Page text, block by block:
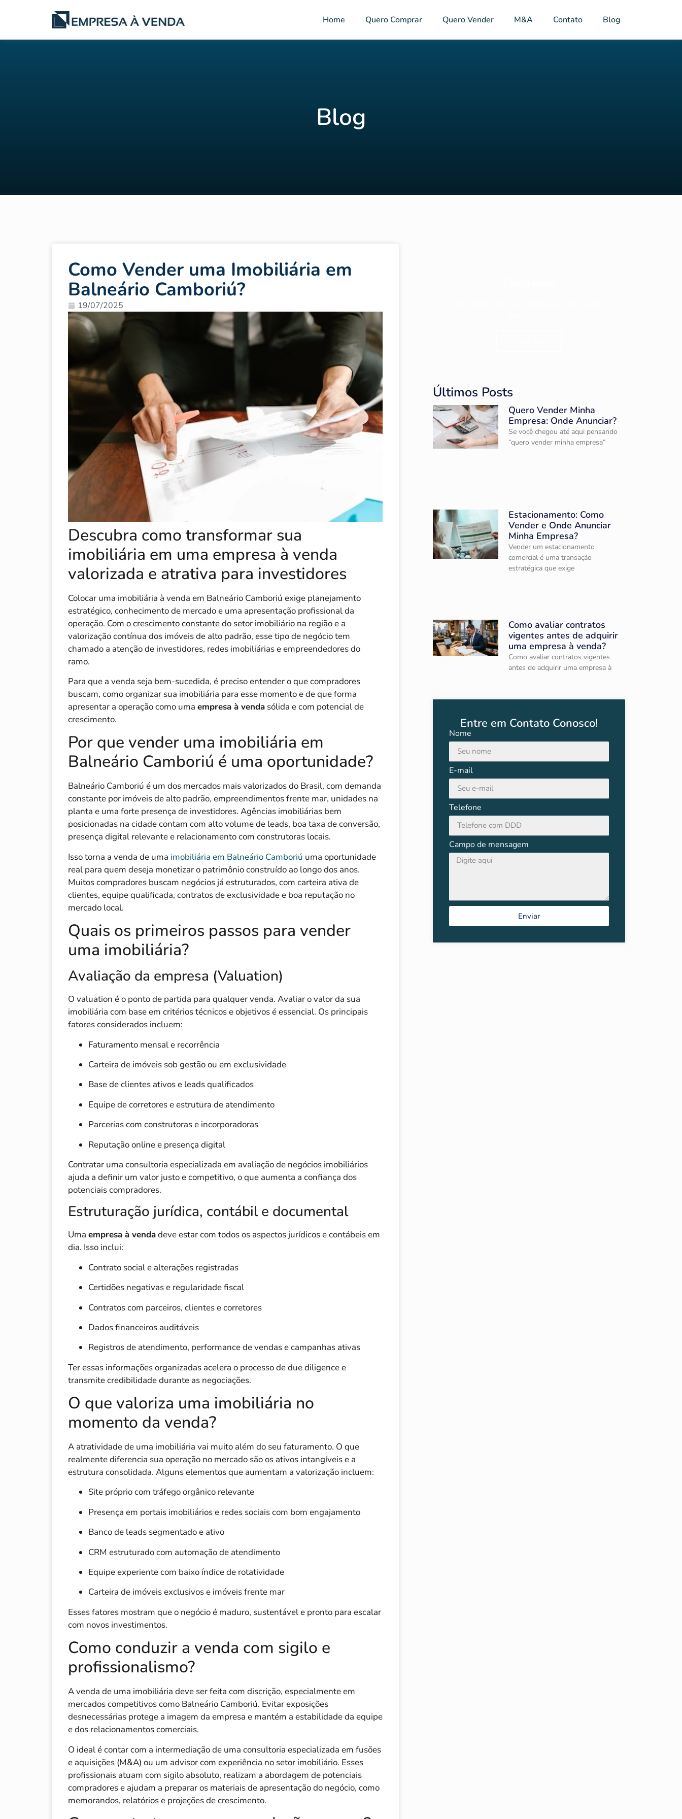
Home Quero Comprar Quero Vender M&A Contato Blog
Blog
Como Vender uma Imobiliária em
Balneário Camboriú?
19/07/2025
Descubra como transformar sua
imobiliária em uma empresa à venda
valorizada e atrativa para investidores
Colocar uma imobiliária à venda em Balneário Camboriú exige planejamento
estratégico, conhecimento de mercado e uma apresentação profissional da
operação. Com o crescimento constante do setor imobiliário na região e a
valorização contínua dos imóveis de alto padrão, esse tipo de negócio tem
chamado a atenção de investidores, redes imobiliárias e empreendedores do
ramo.
Para que a venda seja bem-sucedida, é preciso entender o que compradores
buscam, como organizar sua imobiliária para esse momento e de que forma
apresentar a operação como uma empresa à venda sólida e com potencial de
crescimento.
Por que vender uma imobiliária em
Balneário Camboriú é uma oportunidade?
Balneário Camboriú é um dos mercados mais valorizados do Brasil, com demanda
constante por imóveis de alto padrão, empreendimentos frente mar, unidades na
planta e uma forte presença de investidores. Agências imobiliárias bem
posicionadas na cidade contam com alto volume de leads, boa taxa de conversão,
presença digital relevante e relacionamento com construtoras locais.
Isso torna a venda de uma imobiliária em Balneário Camboriú uma oportunidade
real para quem deseja monetizar o patrimônio construído ao longo dos anos.
Muitos compradores buscam negócios já estruturados, com carteira ativa de
clientes, equipe qualificada, contratos de exclusividade e boa reputação no
mercado local.
Quais os primeiros passos para vender
uma imobiliária?
Avaliação da empresa (Valuation)
O valuation é o ponto de partida para qualquer venda. Avaliar o valor da sua
imobiliária com base em critérios técnicos e objetivos é essencial. Os principais
fatores considerados incluem:
Faturamento mensal e recorrência
Carteira de imóveis sob gestão ou em exclusividade
Base de clientes ativos e leads qualificados
Equipe de corretores e estrutura de atendimento
Parcerias com construtoras e incorporadoras
Reputação online e presença digital
Contratar uma consultoria especializada em avaliação de negócios imobiliários
ajuda a definir um valor justo e competitivo, o que aumenta a confiança dos
potenciais compradores.
Estruturação jurídica, contábil e documental
Uma empresa à vendadeve estar com todos os aspectos jurídicos e contábeis em
dia. Isso inclui:
Contrato social e alterações registradas
Certidões negativas e regularidade fiscal
Contratos com parceiros, clientes e corretores
Dados financeiros auditáveis
Registros de atendimento, performance de vendas e campanhas ativas
Ter essas informações organizadas acelera o processo de due diligence e
transmite credibilidade durante as negociações.
O que valoriza uma imobiliária no
momento da venda?
A atratividade de uma imobiliária vai muito além do seu faturamento. O que
realmente diferencia sua operação no mercado são os ativos intangíveis e a
estrutura consolidada. Alguns elementos que aumentam a valorização incluem:
Site próprio com tráfego orgânico relevante
Presença em portais imobiliários e redes sociais com bom engajamento
Banco de leads segmentado e ativo
CRM estruturado com automação de atendimento
Equipe experiente com baixo índice de rotatividade
Carteira de imóveis exclusivos e imóveis frente mar
Esses fatores mostram que o negócio é maduro, sustentável e pronto para escalar
com novos investimentos.
Como conduzir a venda com sigilo e
profissionalismo?
A venda de uma imobiliária deve ser feita com discrição, especialmente em
mercados competitivos como Balneário Camboriú. Evitar exposições
desnecessárias protege a imagem da empresa e mantém a estabilidade da equipe
e dos relacionamentos comerciais.
O ideal é contar com a intermediação de uma consultoria especializada em fusões
e aquisições (M&A) ou um advisor com experiência no setor imobiliário. Esses
profissionais atuam com sigilo absoluto, realizam a abordagem de potenciais
compradores e ajudam a preparar os materiais de apresentação do negócio, como
memorandos, relatórios e projeções de crescimento.
Últimos Posts
Quero Vender Minha
Empresa: Onde Anunciar?
Se você chegou até aqui pensando
“quero vender minha empresa“
Estacionamento: Como
Vender e Onde Anunciar
Minha Empresa?
Vender um estacionamento
comercial é uma transação
estratégica que exige
Como avaliar contratos
vigentes antes de adquirir
uma empresa à venda?
Como avaliar contratos vigentes
antes de adquirir uma empresa à
Entre em Contato Conosco!
Nome
E-mail
Telefone
Campo de mensagem
Enviar